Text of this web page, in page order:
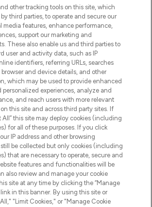
Onlineshop mit den besten
aus Haut- und Haarpflege
Make-Up von über 200
Marken. Shoppe online
über die App mit kostenloser
ab einem Einkaufswert von 30€.
Cookie-Einwilligung
Not Sell or Share My Personal
Information
& INFORMATION
IMPRESSUM
LOOKFANTASTIC
other tracking tools on this site, which
third parties, to operate and secure our
media features, enhance performance,
support our marketing and
These also enable us and third parties to
user and activity data, such as IP
identifiers, referring URLs, searches
and device details, and other
which may be used to provide enhanced
experiences, analyze and
and reach users with more relevant
this site and across third party sites. If
All” this site may deploy cookies (including
for all of these purposes. If you click
IP address and other browsing
be collected but only cookies (including
that are necessary to operate, secure and
features and functionalities will be
also review and manage your cookie
site at any time by clicking the “Manage
in this banner. By using this site or
"Limit Cookies," or "Manage Cookie